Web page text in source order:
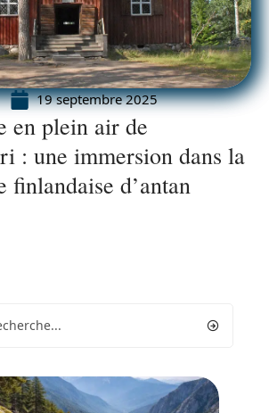
19 septembre 2025
en plein air de
: une immersion dans la
finlandaise d’antan